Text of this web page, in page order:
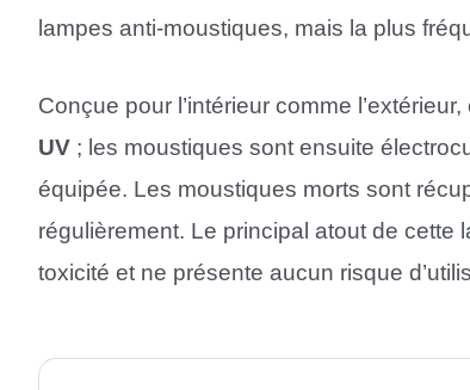
lampes anti-moustiques, mais la plus
Conçue pour l’intérieur comme
UV ; les moustiques sont ensuite
équipée. Les moustiques morts sont
régulièrement. Le principal atout de cette
toxicité et ne présente aucun risque